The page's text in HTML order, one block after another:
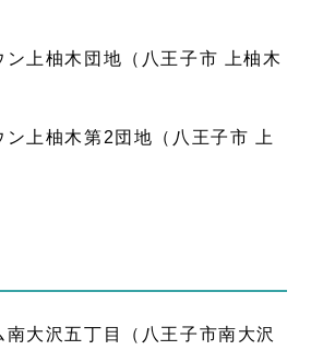
ン上柚木団地（八王子市 上柚木
ン上柚木第2団地（八王子市 上
南大沢五丁目（八王子市南大沢